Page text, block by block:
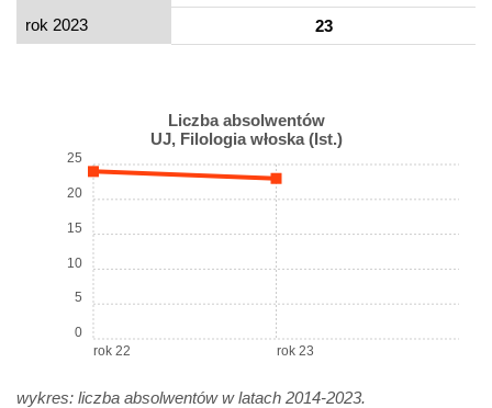
rok 2023
23
Liczba absolwentów
UJ, Filologia włoska (Ist.)
rok 22 rok 23
0
5
10
15
20
25
wykres: liczba absolwentów w latach 2014-2023.